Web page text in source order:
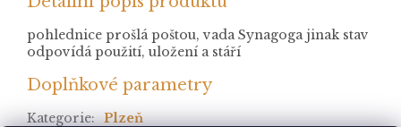
pohlednice prošlá poštou, vada Synagoga jinak stav
odpovídá použití, uložení a stáří
Doplňkové parametry
Kategorie: Plzeň